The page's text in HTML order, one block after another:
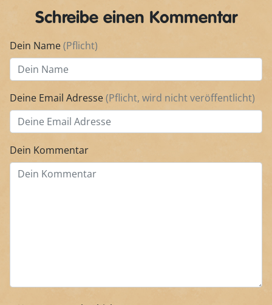
Schreibe einen Kommentar
Dein Name(Pflicht)
Deine Email Adresse(Pflicht, wird nicht veröffentlicht)
Dein Kommentar